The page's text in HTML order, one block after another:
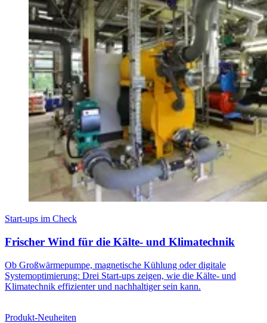
Start-ups im Check
Frischer Wind für die Kälte- und Klimatechnik
Ob Großwärmepumpe, magnetische Kühlung oder digitale
Systemoptimierung: Drei Start-ups zeigen, wie die Kälte- und
Klimatechnik effizienter und nachhaltiger sein kann.
Produkt-Neuheiten